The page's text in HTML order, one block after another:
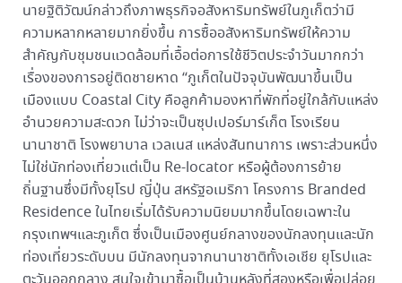
นายฐิติวัฒน์กล่าวถึงภาพธุรกิจอสังหาริมทรัพย์ในภูเก็ตว่ามี
ความหลากหลายมากยิ่งขึ้น การซื้ออสังหาริมทรัพย์ให้ความ
สำคัญกับชุมชนแวดล้อมที่เอื้อต่อการใช้ชีวิตประจำวันมากกว่า
เรื่องของการอยู่ติดชายหาด “ภูเก็ตในปัจจุบันพัฒนาขึ้นเป็น
เมืองแบบ Coastal City คือลูกค้ามองหาที่พักที่อยู่ใกล้กับแหล่ง
อำนวยความสะดวก ไม่ว่าจะเป็นซุปเปอร์มาร์เก็ต โรงเรียน
นานาชาติ โรงพยาบาล เวลเนส แหล่งสันทนาการ เพราะส่วนหนึ่ง
ไม่ใช่นักท่องเที่ยวแต่เป็น Re-locator หรือผู้ต้องการย้าย
ถิ่นฐานซึ่งมีทั้งยุโรป ญี่ปุ่น สหรัฐอเมริกา โครงการ Branded
Residence ในไทยเริ่มได้รับความนิยมมากขึ้นโดยเฉพาะใน
กรุงเทพฯและภูเก็ต ซึ่งเป็นเมืองศูนย์กลางของนักลงทุนและนัก
ท่องเที่ยวระดับบน มีนักลงทุนจากนานาชาติทั้งเอเชีย ยุโรปและ